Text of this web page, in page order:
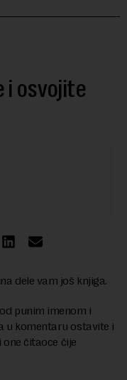
i osvojite
dele vam još knjiga.
punim imenom i
u komentaru ostavite i
čitaoce čije